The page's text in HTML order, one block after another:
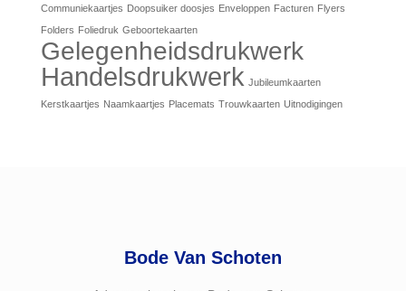
Communiekaartjes Doopsuiker doosjes Enveloppen Facturen Flyers
Folders Foliedruk Geboortekaarten
Gelegenheidsdrukwerk
Handelsdrukwerk Jubileumkaarten
Kerstkaartjes Naamkaartjes Placemats Trouwkaarten Uitnodigingen
Bode Van Schoten